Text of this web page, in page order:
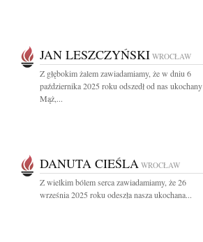
JAN LESZCZYŃSKI WROCŁAW
Z głębokim żalem zawiadamiamy, że w dniu 6
października 2025 roku odszedł od nas ukochany
Mąż,...
DANUTA CIEŚLA WROCŁAW
Z wielkim bólem serca zawiadamiamy, że 26
września 2025 roku odeszła nasza ukochana...